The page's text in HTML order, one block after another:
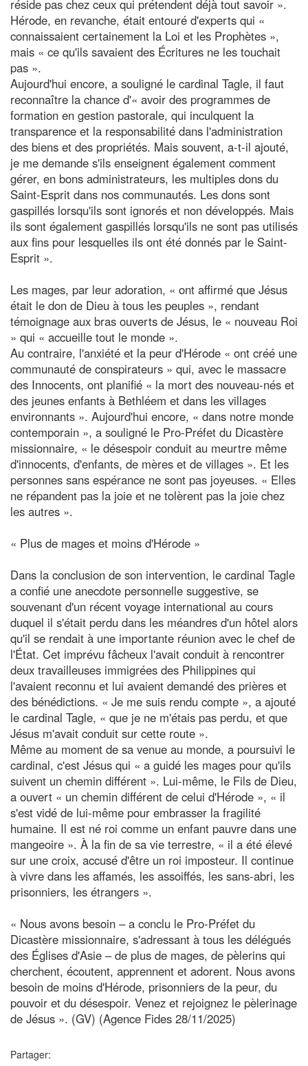
réside pas chez ceux qui prétendent déjà tout savoir ».
Hérode, en revanche, était entouré d'experts qui «
connaissaient certainement la Loi et les Prophètes »,
mais « ce qu'ils savaient des Écritures ne les touchait
pas ».
Aujourd'hui encore, a souligné le cardinal Tagle, il faut
reconnaître la chance d'« avoir des programmes de
formation en gestion pastorale, qui inculquent la
transparence et la responsabilité dans l'administration
des biens et des propriétés. Mais souvent, a-t-il ajouté,
je me demande s'ils enseignent également comment
gérer, en bons administrateurs, les multiples dons du
Saint-Esprit dans nos communautés. Les dons sont
gaspillés lorsqu'ils sont ignorés et non développés. Mais
ils sont également gaspillés lorsqu'ils ne sont pas utilisés
aux fins pour lesquelles ils ont été donnés par le Saint-
Esprit ».
Les mages, par leur adoration, « ont affirmé que Jésus
était le don de Dieu à tous les peuples », rendant
témoignage aux bras ouverts de Jésus, le « nouveau Roi
» qui « accueille tout le monde ».
Au contraire, l'anxiété et la peur d'Hérode « ont créé une
communauté de conspirateurs » qui, avec le massacre
des Innocents, ont planifié « la mort des nouveau-nés et
des jeunes enfants à Bethléem et dans les villages
environnants ». Aujourd'hui encore, « dans notre monde
contemporain », a souligné le Pro-Préfet du Dicastère
missionnaire, « le désespoir conduit au meurtre même
d'innocents, d'enfants, de mères et de villages ». Et les
personnes sans espérance ne sont pas joyeuses. « Elles
ne répandent pas la joie et ne tolèrent pas la joie chez
les autres ».
« Plus de mages et moins d'Hérode »
Dans la conclusion de son intervention, le cardinal Tagle
a confié une anecdote personnelle suggestive, se
souvenant d'un récent voyage international au cours
duquel il s'était perdu dans les méandres d'un hôtel alors
qu'il se rendait à une importante réunion avec le chef de
l'État. Cet imprévu fâcheux l'avait conduit à rencontrer
deux travailleuses immigrées des Philippines qui
l'avaient reconnu et lui avaient demandé des prières et
des bénédictions. « Je me suis rendu compte », a ajouté
le cardinal Tagle, « que je ne m'étais pas perdu, et que
Jésus m'avait conduit sur cette route ».
Même au moment de sa venue au monde, a poursuivi le
cardinal, c'est Jésus qui « a guidé les mages pour qu'ils
suivent un chemin différent ». Lui-même, le Fils de Dieu,
a ouvert « un chemin différent de celui d'Hérode », « il
s'est vidé de lui-même pour embrasser la fragilité
humaine. Il est né roi comme un enfant pauvre dans une
mangeoire ». À la fin de sa vie terrestre, « il a été élevé
sur une croix, accusé d'être un roi imposteur. Il continue
à vivre dans les affamés, les assoiffés, les sans-abri, les
prisonniers, les étrangers ».
« Nous avons besoin – a conclu le Pro-Préfet du
Dicastère missionnaire, s'adressant à tous les délégués
des Églises d'Asie – de plus de mages, de pèlerins qui
cherchent, écoutent, apprennent et adorent. Nous avons
besoin de moins d'Hérode, prisonniers de la peur, du
pouvoir et du désespoir. Venez et rejoignez le pèlerinage
de Jésus ». (GV) (Agence Fides 28/11/2025)
Partager: